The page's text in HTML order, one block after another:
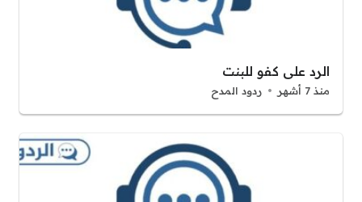
الرد على كفو للبنت
منذ 7 أشهر ردود المدح